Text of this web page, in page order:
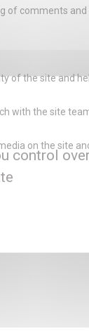
of comments and
of the site and
with the site
on the site
control